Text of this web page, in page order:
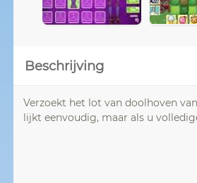
Beschrijving
Verzoekt het lot van doolhoven
lijkt eenvoudig, maar als u